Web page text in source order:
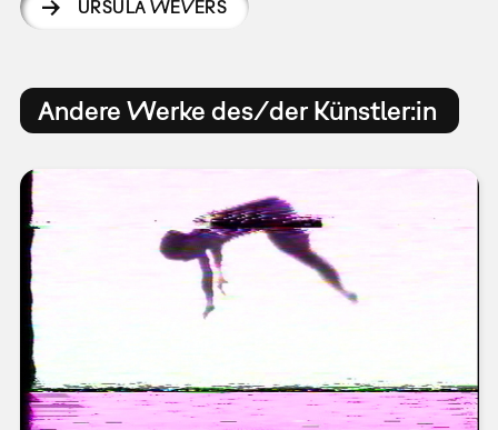
URSULA WEVERS
Andere Werke des/der Künstler:in